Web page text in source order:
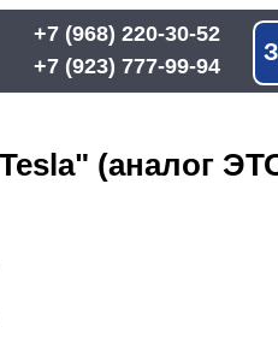
30-52
99-94
Заказать
(аналог